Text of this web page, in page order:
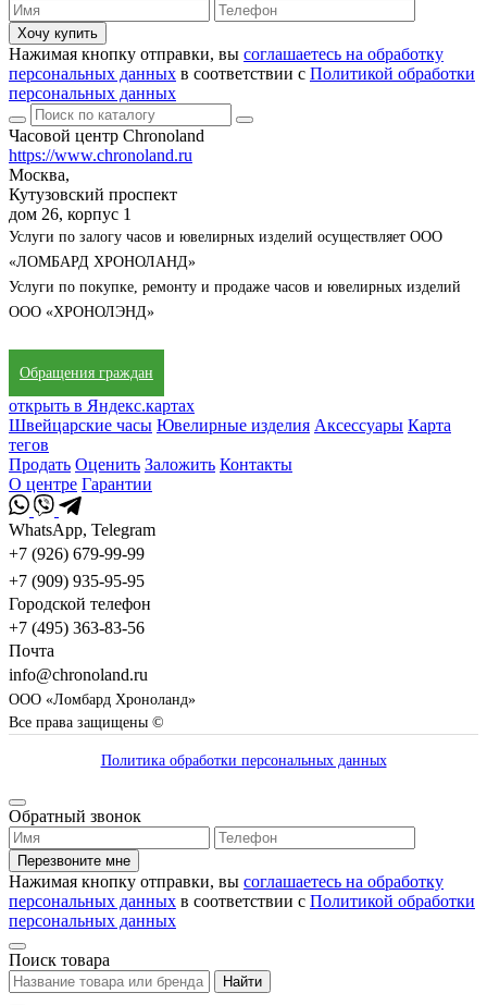
Хочу купить
Нажимая кнопку отправки, вы соглашаетесь на обработку
персональных данных в соответствии с Политикой обработки
персональных данных
Часовой центр Chronoland
https://www.chronoland.ru
Москва,
Кутузовский проспект
дом 26, корпус 1
Услуги по залогу часов и ювелирных изделий осуществляет ООО
«ЛОМБАРД ХРОНОЛАНД»
Услуги по покупке, ремонту и продаже часов и ювелирных изделий
ООО «ХРОНОЛЭНД»
Обращения граждан
открыть в Яндекс.картах
Швейцарские часы Ювелирные изделия Аксессуары Карта
тегов
Продать Оценить Заложить Контакты
О центре Гарантии
WhatsApp, Telegram
+7 (926) 679-99-99
+7 (909) 935-95-95
Городской телефон
+7 (495) 363-83-56
Почта
info@chronoland.ru
ООО «Ломбард Хроноланд»
Все права защищены ©
Политика обработки персональных данных
Обратный звонок
Перезвоните мне
Нажимая кнопку отправки, вы соглашаетесь на обработку
персональных данных в соответствии с Политикой обработки
персональных данных
Поиск товара
Найти